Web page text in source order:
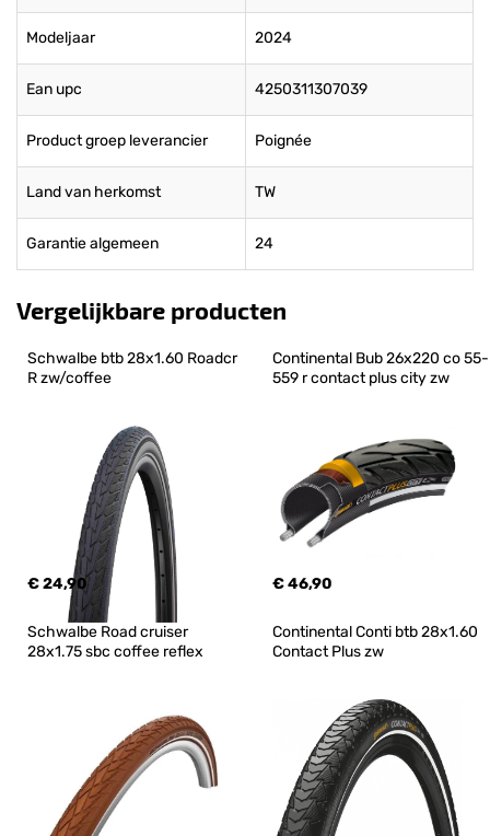
Modeljaar 2024
Ean upc 4250311307039
Product groep leverancier Poignée
Land van herkomst TW
Garantie algemeen 24
Vergelijkbare producten
Schwalbe btb 28x1.60 Roadcr
R zw/coffee
€ 24,90
Continental Bub 26x220 co 55-
559 r contact plus city zw
€ 46,90
Schwalbe Road cruiser
28x1.75 sbc coffee reflex
Continental Conti btb 28x1.60
Contact Plus zw